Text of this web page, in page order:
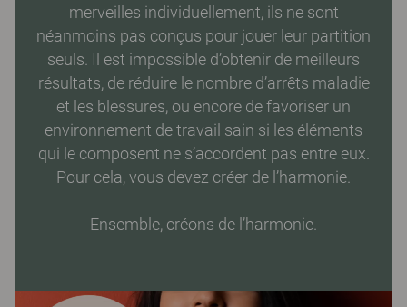
merveilles individuellement, ils ne sont
néanmoins pas conçus pour jouer leur partition
seuls. Il est impossible d’obtenir de meilleurs
résultats, de réduire le nombre d’arrêts maladie
et les blessures, ou encore de favoriser un
environnement de travail sain si les éléments
qui le composent ne s’accordent pas entre eux.
Pour cela, vous devez créer de l’harmonie.
Ensemble, créons de l’harmonie.